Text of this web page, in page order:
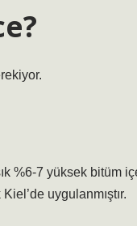
%6-7 yüksek bitüm
uygulanmıştır.